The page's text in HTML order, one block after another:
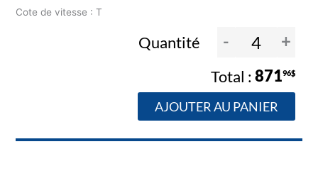
Cote de vitesse : T
Quantité - +
87196$
AJOUTER AU PANIER